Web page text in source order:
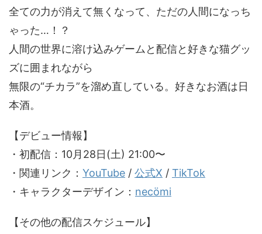
全ての力が消えて無くなって、ただの人間になっち
ゃった…！？
人間の世界に溶け込みゲームと配信と好きな猫グッ
ズに囲まれながら
無限の“チカラ”を溜め直している。好きなお酒は日
本酒。
【デビュー情報】
・初配信：10月28日(土) 21:00〜
・関連リンク： YouTube / 公式X / TikTok
・キャラクターデザイン： necömi
【その他の配信スケジュール】